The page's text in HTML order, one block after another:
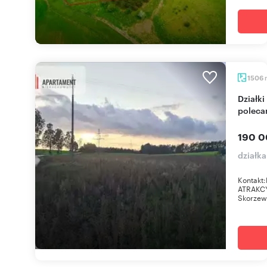
1506
Działki budowlane w Skorzewie - atrakcyjna cena
190